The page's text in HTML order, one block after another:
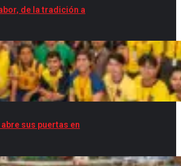
de la tradición a
sus puertas en